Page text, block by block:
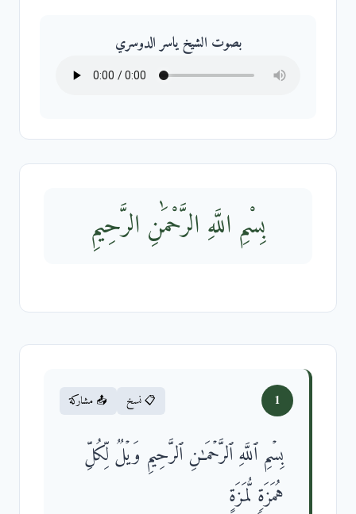
بصوت الشيخ ياسر الدوسري
بِسْمِ اللَّهِ الرَّحْمَٰنِ الرَّحِيمِ
1 📋 نسخ 📤 مشاركة
بِسۡمِ ٱللَّهِ ٱلرَّحۡمَـٰنِ ٱلرَّحِیمِ وَیۡلࣱ لِّكُلِّ
هُمَزَةࣲ لُّمَزَةٍ